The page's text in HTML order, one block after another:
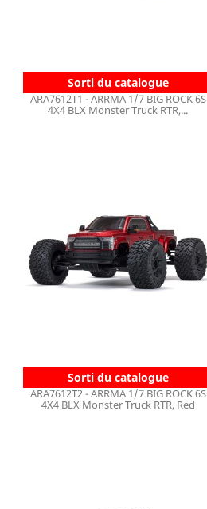
Sorti du catalogue
ARA7612T1 - ARRMA 1/7 BIG ROCK 6S
4X4 BLX Monster Truck RTR,...
Sorti du catalogue
ARA7612T2 - ARRMA 1/7 BIG ROCK 6S
4X4 BLX Monster Truck RTR, Red